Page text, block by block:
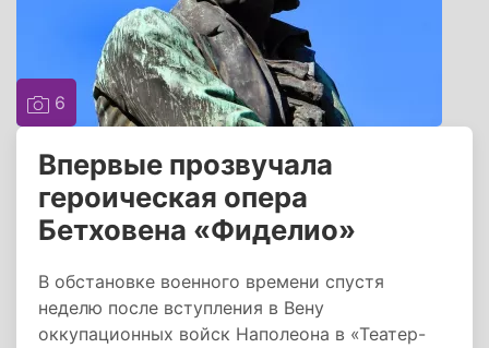
6
Впервые прозвучала
героическая опера
Бетховена «Фиделио»
В обстановке военного времени спустя
неделю после вступления в Вену
оккупационных войск Наполеона в «Театер-